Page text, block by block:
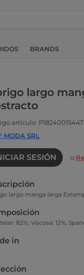
BRANDS
largo
artículo: P18240015447
MODA SRL
SESIÓN o
largo manga larga
82%, Viscosa: 12%,
in